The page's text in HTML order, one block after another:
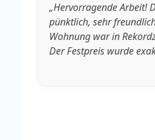
„Hervorragende Arbeit!
pünktlich, sehr
Wohnung war in
Der Festpreis wurde